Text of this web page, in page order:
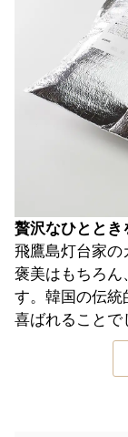
贅沢なひととき
飛鷹島灯台家の
褒美はもちろん
す。韓国の伝統
喜ばれることで